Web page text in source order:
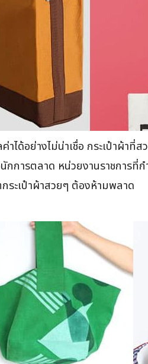
ด้อย่างไม่น่าเชื่อ กระเป๋าผ้าที่
การตลาด หน่วยงานราชการที่
ะเป๋าผ้าสวยๆ ต้องห้ามพลาด